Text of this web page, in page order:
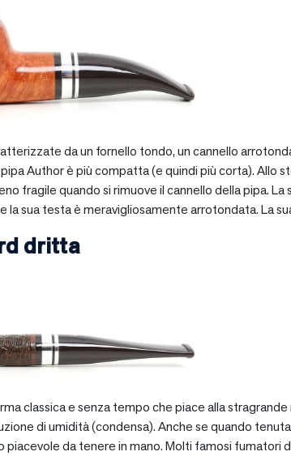
da un fornello tondo, un cannello
Author è più compatta (e quindi più corta). Allo
fragile quando si rimuove il cannello della pipa.
la sua testa è meravigliosamente arrotondata. La
dritta
classica e senza tempo che piace alla
di umidità (condensa). Anche se quando
piacevole da tenere in mano. Molti famosi fumatori